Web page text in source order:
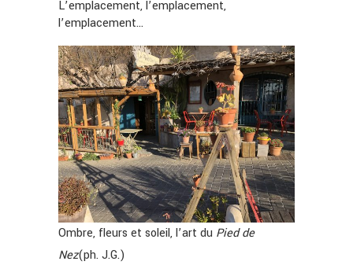
L’emplacement, l’emplacement,
l’emplacement…
Ombre, fleurs et soleil, l’art du Pied de
Nez(ph. J.G.)